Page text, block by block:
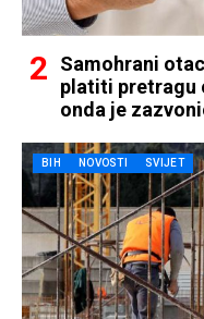
Samohrani
platiti pretragu
onda je
BIH NOVOSTI SVIJET